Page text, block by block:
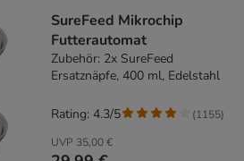
SureFeed Mikrochip
Futterautomat
Zubehör: 2x SureFeed
Ersatznäpfe, 400 ml, Edelstahl
UVP 35,00 €
Rating: 4.3/5 (1155)